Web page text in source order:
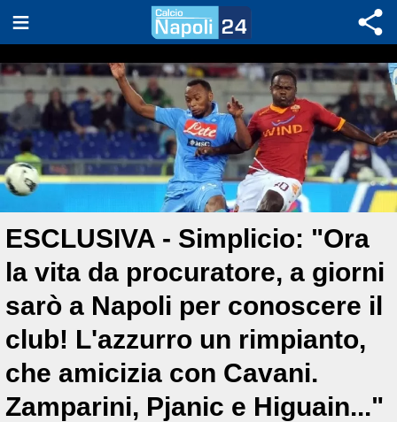
ESCLUSIVA - Simplicio: "Ora
la vita da procuratore, a giorni
sarò a Napoli per conoscere il
club! L'azzurro un rimpianto,
che amicizia con Cavani.
Zamparini, Pjanic e Higuain..."